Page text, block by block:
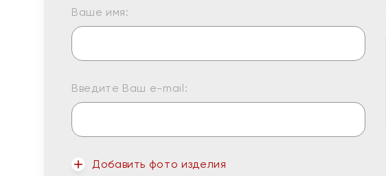
Ваше имя:
Введите Ваш e-mail:
Добавить фото изделия